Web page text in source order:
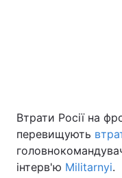
Головна
Україна
Втрати Росії на
перевищують
інтерв'ю Militarnyi.